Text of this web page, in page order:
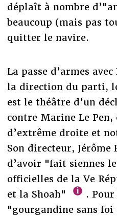
déplaît à nombre
beaucoup (mais pas
quitter le navire.
La passe d’armes
la direction du parti,
est le théâtre d’un
contre Marine Le Pen,
d’extrême droite et
Son directeur, Jérôme
d’avoir "fait siennes
officielles de la Ve
et la Shoah"
.
"gourgandine sans